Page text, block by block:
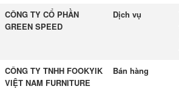
CÔNG TY CỔ PHẦN
GREEN SPEED
Dịch vụ
CÔNG TY TNHH FOOKYIK
VIỆT NAM FURNITURE
Bán hàng